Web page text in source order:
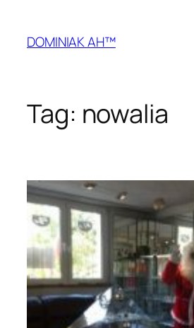
treściDOMINIAK AH™
Tag: nowalia